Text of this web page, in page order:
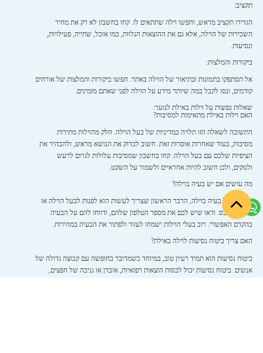
תקציב:
הגדירו תקציב מראש, וחפשו וילה שתתאים לו. קחו בחשבון לא רק את מחיר
השכירות של הוילה, אלא גם את ההוצאות הנלוות, כמו אוכל, שתייה, פעילויות,
ונסיעות.
ביקורות והמלצות:
אל תסתפקו בתמונות ובתיאור של הוילה באתר. חפשו ביקורות והמלצות של אורחים
קודמים, ונסו לקבל כמה שיותר מידע על הוילה לפני שאתם מזמינים.
שאלות נפוצות על וילות באילת לנוער:
האם וילות באילת מתאימות למסיבות?
התשובה לשאלה הזו תלויה במדיניות של בעל הוילה. חלק מהוילות מתירות
מסיבות, בעוד שאחרות אוסרות זאת. חשוב לבדוק את הנושא מראש, ולהבהיר את
הציפיות שלכם עם בעל הוילה. קחו בחשבון שמסיבות עלולות לגרום לרעש
ולנזקים, ולכן חשוב להיות אחראיים ולשמור על השקט.
מה עושים אם יש בעיה בוילה?
במקרה של בעיה בוילה, הדבר הראשון שצריך לעשות הוא לפנות לבעל הוילה או
למנהל הנכס. ודאו שיש לכם את מספר הטלפון שלהם, ודווחו להם על הבעיה
בהקדם האפשרי. רוב בעלי הוילות ישמחו לעזור ולפתור את הבעיה במהירות.
האם צריך ביטוח נסיעות לוילה באילת?
ביטוח נסיעות הוא תמיד רעיון טוב, במיוחד כשמדובר בחופשה עם קבוצה גדולה של
אנשים. ביטוח נסיעות יכול לכסות הוצאות רפואיות, אובדן או גניבה של חפצים,